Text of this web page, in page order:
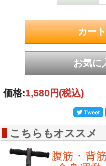
価格:1,580円(税込)
こちらもオススメ